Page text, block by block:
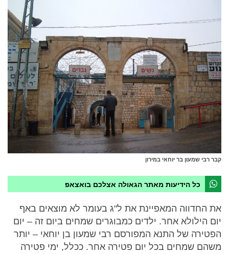
קבר רבי שמעון בר יוחאי במירון
כל הידיעות מאתר הגאולה אצלכם בואצאפ
את החדווה המאפיינת את ל"ג בעומר לא מוצאים באף
יום הילולא אחר. ילדים כמבוגרים שמחים ביום זה – יום
הפטירה של התנא המפורסם רבי שמעון בן יוחאי – יותר
משהם שמחים בכל יום פטירה אחר. ככלל, ימי פטירה